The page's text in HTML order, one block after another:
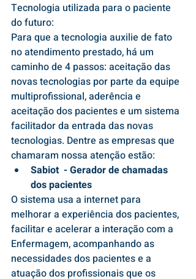
Tecnologia utilizada para o paciente
do futuro:
Para que a tecnologia auxilie de fato
no atendimento prestado, há um
caminho de 4 passos: aceitação das
novas tecnologias por parte da equipe
multiprofissional, aderência e
aceitação dos pacientes e um sistema
facilitador da entrada das novas
tecnologias. Dentre as empresas que
chamaram nossa atenção estão:
Sabiot  - Gerador de chamadas
dos pacientes
O sistema usa a internet para
melhorar a experiência dos pacientes,
facilitar e acelerar a interação com a
Enfermagem, acompanhando as
necessidades dos pacientes e a
atuação dos profissionais que os